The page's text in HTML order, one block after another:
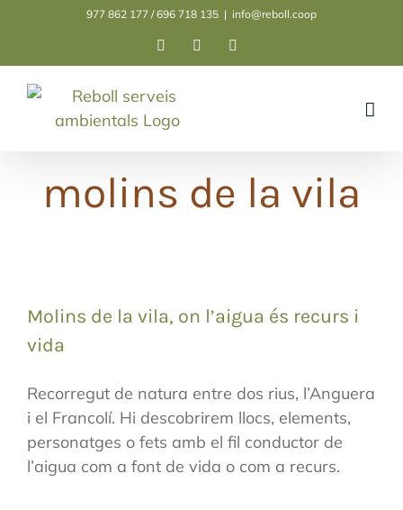
977 862 177 / 696 718 135 | info@reboll.coop
FacebookInstagram
molins de la vila
Molins de la vila, on l’aigua és recurs i
vida
Recorregut de natura entre dos rius, l’Anguera
i el Francolí. Hi descobrirem llocs, elements,
personatges o fets amb el fil conductor de
l’aigua com a font de vida o com a recurs.